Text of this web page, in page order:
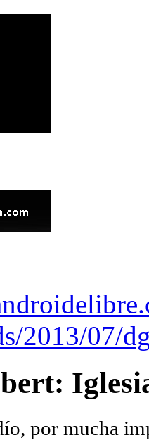
2013/07/
por mucha